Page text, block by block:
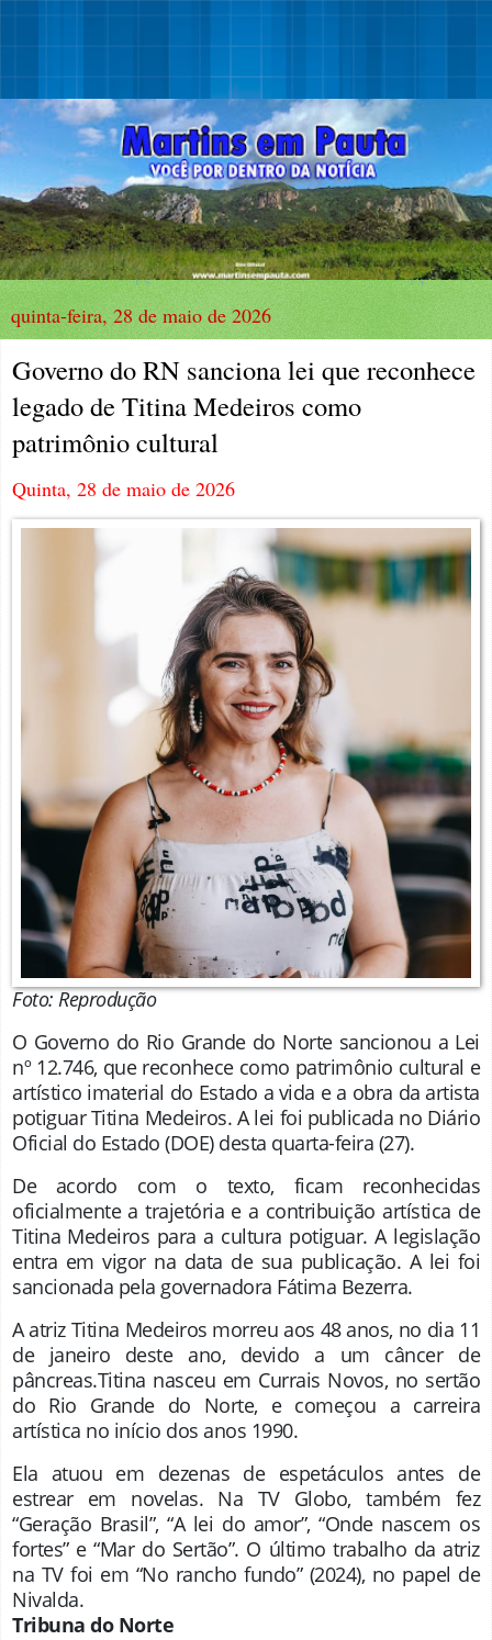
quinta-feira, 28 de maio de 2026
Governo do RN sanciona lei que reconhece
legado de Titina Medeiros como
patrimônio cultural
Quinta, 28 de maio de 2026
Foto: Reprodução
O Governo do Rio Grande do Norte sancionou a Lei
nº 12.746, que reconhece como patrimônio cultural e
artístico imaterial do Estado a vida e a obra da artista
potiguar Titina Medeiros. A lei foi publicada no Diário
Oficial do Estado (DOE) desta quarta-feira (27).
De acordo com o texto, ficam reconhecidas
oficialmente a trajetória e a contribuição artística de
Titina Medeiros para a cultura potiguar. A legislação
entra em vigor na data de sua publicação. A lei foi
sancionada pela governadora Fátima Bezerra.
A atriz Titina Medeiros morreu aos 48 anos, no dia 11
de janeiro deste ano, devido a um câncer de
pâncreas.Titina nasceu em Currais Novos, no sertão
do Rio Grande do Norte, e começou a carreira
artística no início dos anos 1990.
Ela atuou em dezenas de espetáculos antes de
estrear em novelas. Na TV Globo, também fez
“Geração Brasil”, “A lei do amor”, “Onde nascem os
fortes” e “Mar do Sertão”. O último trabalho da atriz
na TV foi em “No rancho fundo” (2024), no papel de
Nivalda.
Tribuna do Norte